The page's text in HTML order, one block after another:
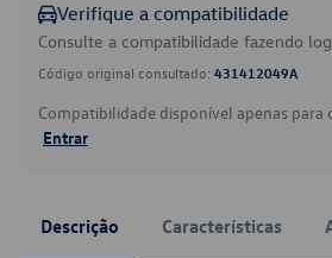
Verifique a compatibilidade
Consulte a compatibilidade fazendo
Código original consultado: 431412049A
Compatibilidade disponível apenas para
Entrar
Descrição Características